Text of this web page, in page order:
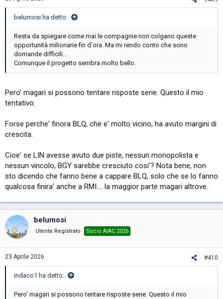
belumosi ha detto:
Resta da spiegare come mai le compagnie non colgano queste
opportunità milionarie fin d'ora. Ma mi rendo conto che sono
domande difficili...
Comunque il progetto sembra molto bello.
Pero' magari si possono tentare risposte serie. Questo il mio
tentativo:
Forse perche' finora BLQ, che e' molto vicino, ha avuto margini di
crescita.
Cioe' se LIN avesse avuto due piste, nessun monopolista e
nessun vincolo, BGY sarebbe cresciuto cosi'? Nota bene, non
sto dicendo che fanno bene a cappare BLQ, solo che se lo fanno
qualcosa finira' anche a RMI.... la maggior parte magari altrove.
belumosi
Utente Registrato Socio AIAC 2026
23 Aprile 2026 #410
indaco1 ha detto:
Pero' magari si possono tentare risposte serie. Questo il mio